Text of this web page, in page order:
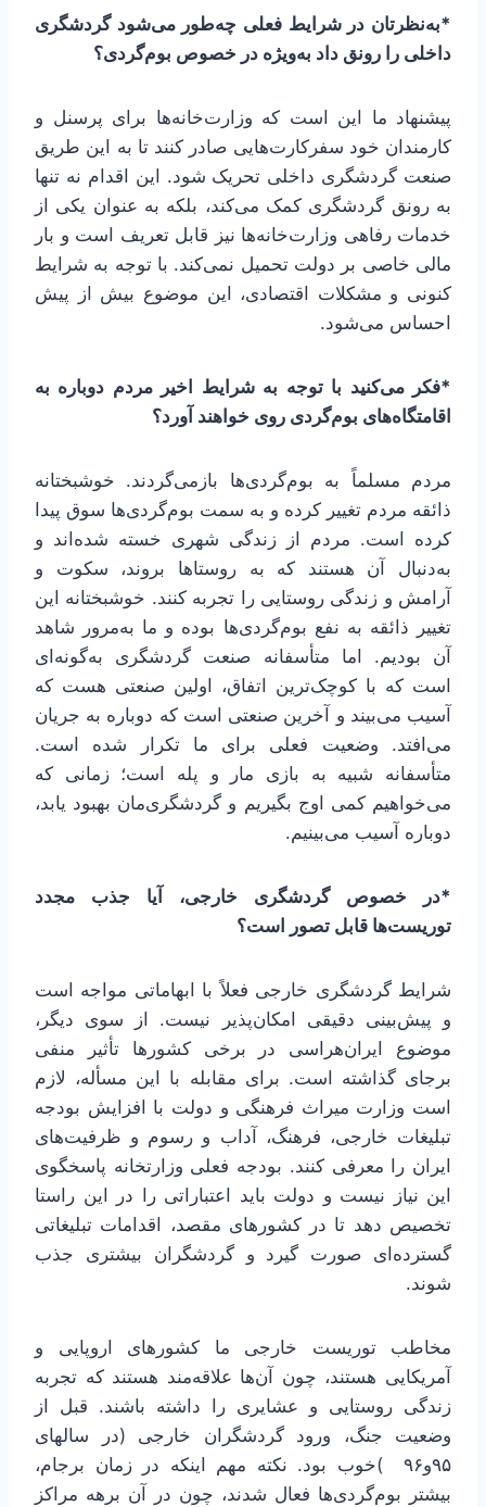
*به‌نظرتان در شرایط فعلی چه‌طور می‌شود گردشگری
داخلی را رونق داد به‌ویژه در خصوص بوم‌گردی؟
پیشنهاد ما این است که وزارت‌خانه‌ها برای پرسنل و
کارمندان خود سفرکارت‌هایی صادر کنند تا به این طریق
صنعت گردشگری داخلی تحریک شود. این اقدام نه تنها
به رونق گردشگری کمک می‌کند، بلکه به عنوان یکی از
خدمات رفاهی وزارت‌خانه‌ها نیز قابل تعریف است و بار
مالی خاصی بر دولت تحمیل نمی‌کند. با توجه به شرایط
کنونی و مشکلات اقتصادی، این موضوع بیش از پیش
احساس می‌شود.
*فکر می‌کنید با توجه به شرایط اخیر مردم دوباره به
اقامتگاه‌های بوم‌گردی روی خواهند آورد؟
مردم مسلماً به بوم‌گردی‌ها بازمی‌گردند. خوشبختانه
ذائقه مردم تغییر کرده و به سمت بوم‌گردی‌ها سوق پیدا
کرده است. مردم از زندگی شهری خسته شده‌اند و
به‌دنبال آن هستند که به روستاها بروند، سکوت و
آرامش و زندگی روستایی را تجربه کنند. خوشبختانه این
تغییر ذائقه به نفع بوم‌گردی‌ها بوده و ما به‌مرور شاهد
آن بودیم. اما متأسفانه صنعت گردشگری به‌گونه‌ای
است که با کوچک‌ترین اتفاق، اولین صنعتی هست که
آسیب می‌بیند و آخرین صنعتی است که دوباره به جریان
می‌افتد. وضعیت فعلی برای ما تکرار شده است.
متأسفانه شبیه به بازی مار و پله است؛ زمانی که
می‌خواهیم کمی اوج بگیریم و گردشگری‌مان بهبود یابد،
دوباره آسیب می‌بینیم.
*در خصوص گردشگری خارجی، آیا جذب مجدد
توریست‌ها قابل تصور است؟
شرایط گردشگری خارجی فعلاً با ابهاماتی مواجه است
و پیش‌بینی دقیقی امکان‌پذیر نیست. از سوی دیگر،
موضوع ایران‌هراسی در برخی کشورها تأثیر منفی
برجای گذاشته است. برای مقابله با این مسأله، لازم
است وزارت میراث فرهنگی و دولت با افزایش بودجه
تبلیغات خارجی، فرهنگ، آداب و رسوم و ظرفیت‌های
ایران را معرفی کنند. بودجه فعلی وزارتخانه پاسخگوی
این نیاز نیست و دولت باید اعتباراتی را در این راستا
تخصیص دهد تا در کشورهای مقصد، اقدامات تبلیغاتی
گسترده‌ای صورت گیرد و گردشگران بیشتری جذب
شوند.
مخاطب توریست خارجی ما کشورهای اروپایی و
آمریکایی هستند، چون آن‌ها علاقه‌مند هستند که تجربه
زندگی روستایی و عشایری را داشته باشند. قبل از
وضعیت جنگ، ورود گردشگران خارجی (در سالهای
۹۵و۹۶ )خوب بود. نکته مهم اینکه در زمان برجام،
بیشتر بوم‌گردی‌ها فعال شدند، چون در آن برهه مراکز